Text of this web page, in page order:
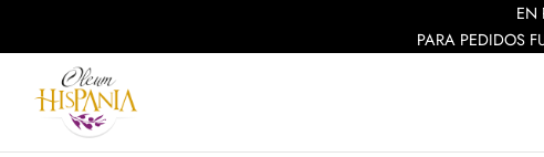
EN
PARA PEDIDOS